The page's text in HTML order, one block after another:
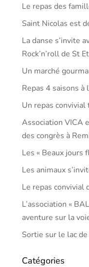
Le repas des
Saint Nicolas est
La danse s’invite
Rock’n’roll de St
Un marché
Repas 4 saisons à
Un repas
Association VICA
des congrès à
Les « Beaux jours
Les animaux
Le repas convivial
L’association «
aventure sur la
Sortie sur le lac
Catégories